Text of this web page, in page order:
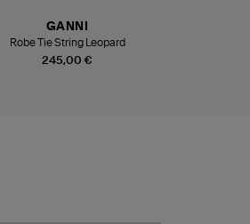
245,00 €
GANNI
Robe Tie String Leopard